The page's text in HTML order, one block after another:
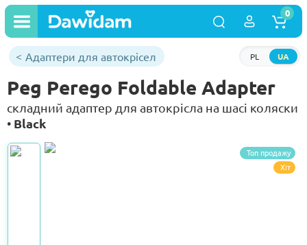
PL UA
0
Адаптери для автокрісел
Peg Perego Foldable Adapter
складний адаптер для автокрісла на шасі коляски
• Black
Топ продажу
Хіт